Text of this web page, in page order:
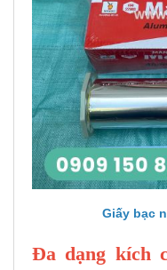
Giấy bạc
Đa dạng kích